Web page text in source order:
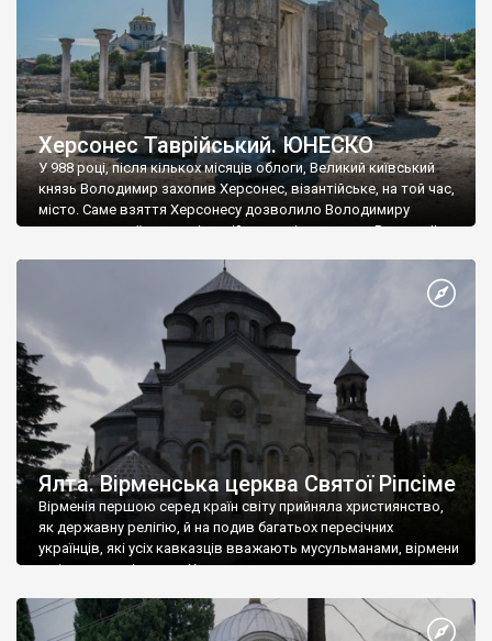
Херсонес Таврійський. ЮНЕСКО
У 988 році, після кількох місяців облоги, Великий київський
князь Володимир захопив Херсонес, візантійське, на той час,
місто. Саме взяття Херсонесу дозволило Володимиру
диктувати свої умови візантійському імператору Василю ІІ, та
Херсонесі Володимир-язичник, став Василем-християнином.
А потім було Хрещення Русі. На честь Херсонесу Таврійського
Ялта. Вірменська церква Святої Ріпсіме
Вірменія першою серед країн світу прийняла християнство,
як державну релігію, й на подив багатьох пересічних
українців, які усіх кавказців вважають мусульманами, вірмени
є відданими вірянами Христа